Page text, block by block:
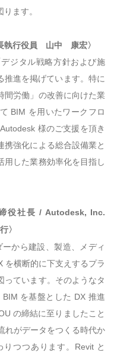
ます。
執行役員 山中 康宏〉
ジタル戦略方針および施
推進を掲げています。特に
間労働」の改善に向けた業
BIM を用いたワークフロ
様のご支援を頂き
携強化による総合設備業と
用した業務効率化を目指し
役社長 / Autodesk, Inc.
〉
から建設、製造、メディ
を横断的に下支えするプラ
っています。そのようなタ
を基盤とした DX 推進
の締結に至りましたこと
れがデータをつくる時代か
つつあります。Revit と